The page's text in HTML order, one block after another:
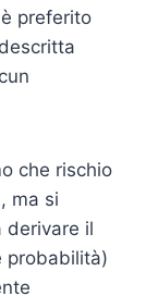
preferito
che rischio
ma si
derivare il
probabilità)